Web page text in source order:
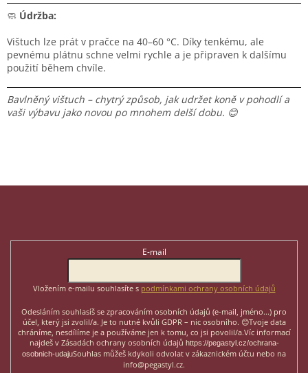
🧼 Údržba:
Vištuch lze prát v pračce na 40–60 °C. Díky tenkému, ale
pevnému plátnu schne velmi rychle a je připraven k dalšímu
použití během chvíle.
Bavlněný vištuch – chytrý způsob, jak udržet koně v pohodlí a
vaši výbavu jako novou po mnohem delší dobu. 😊
Z
E-mail
Vložením e-mailu souhlasíte s podmínkami ochrany osobních údajů
Odesláním souhlasíš se zpracováním osobních údajů (e-mail, jméno...) pro
účel, který jsi zvolil/a. Je to nutné kvůli GDPR – nic osobního. 😊Tvoje data
chráníme, nesdílíme je a používáme jen k tomu, co jsi povolil/a.Víc informací
najdeš v Zásadách ochrany osobních údajů https://pegastyl.cz/ochrana-
osobnich-udajuSouhlas můžeš kdykoli odvolat v zákaznickém účtu nebo na
info@pegastyl.cz.